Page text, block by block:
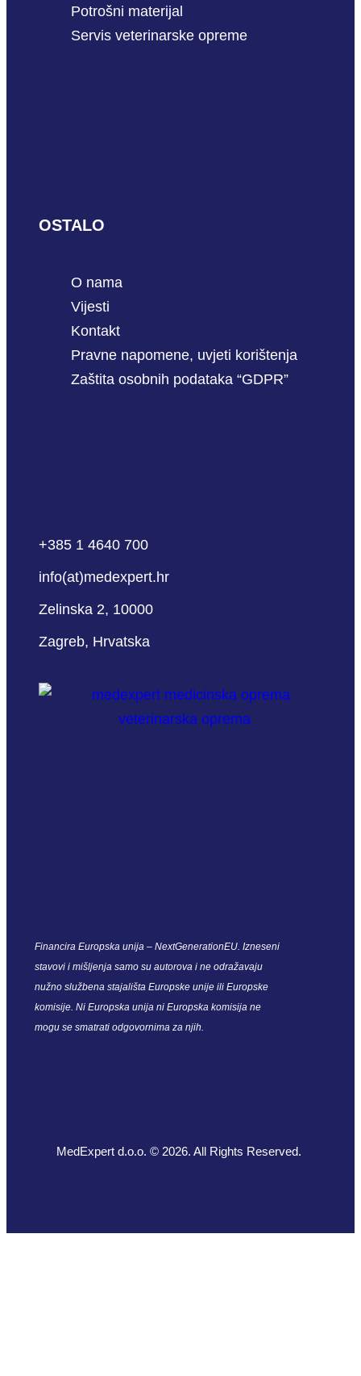
Potrošni materijal
Servis veterinarske opreme
OSTALO
O nama
Vijesti
Kontakt
Pravne napomene, uvjeti korištenja
Zaštita osobnih podataka “GDPR”
+385 1 4640 700
info(at)medexpert.hr
Zelinska 2, 10000
Zagreb, Hrvatska
Financira Europska unija – NextGenerationEU. Izneseni
stavovi i mišljenja samo su autorova i ne odražavaju
nužno službena stajališta Europske unije ili Europske
komisije. Ni Europska unija ni Europska komisija ne
mogu se smatrati odgovornima za njih.
MedExpert d.o.o. © 2026. All Rights Reserved.